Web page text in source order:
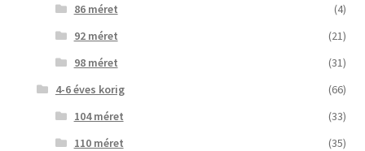
86 méret
(4)
92 méret
(21)
98 méret
(31)
4-6 éves korig
(66)
104 méret
(33)
110 méret
(35)